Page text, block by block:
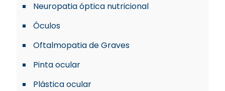
Neuropatia óptica nutricional
Óculos
Oftalmopatia de Graves
Pinta ocular
Plástica ocular